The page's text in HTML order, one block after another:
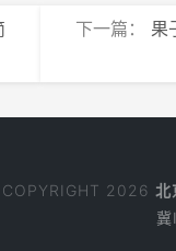
下一篇： 果
COPYRIGHT 2026 北